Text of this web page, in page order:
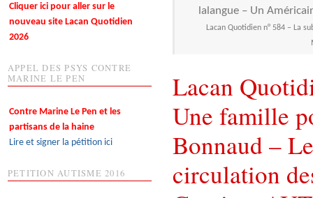
lalangue – Un
Lacan Quotidien n° 584 – La
Lacan
Une famille
Bonnaud –
circulation
Cliquer ici pour aller sur le
nouveau site Lacan Quotidien
2026
APPEL DES PSYS CONTRE
MARINE LE PEN
Contre Marine Le Pen et les
partisans de la haine
Lire et signer la pétition ici
PETITION AUTISME 2016